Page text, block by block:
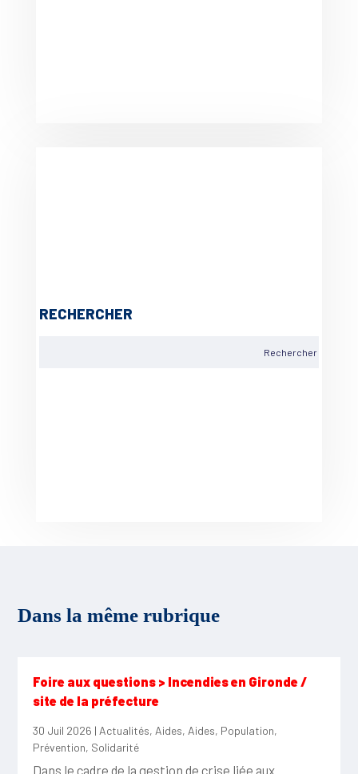
RECHERCHER
Dans la même rubrique
Foire aux questions > Incendies en Gironde /
site de la préfecture
30 Juil 2026 | Actualités, Aides, Aides, Population,
Prévention, Solidarité
Dans le cadre de la gestion de crise liée aux